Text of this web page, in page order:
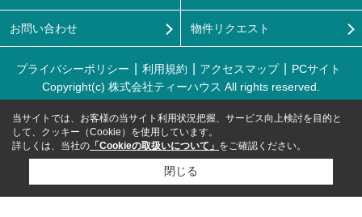
お問い合わせ 物件リクエスト
プライバシーポリシー 利用規約 アクセスマップ
PCサイト
Copyright(c) 株式会社ティーハウス All rights reserved.
当サイトでは、お客様の当サイト利用状況把握、サービス向上検討を目的と
して、クッキー（Cookie）を使用しています。
詳しくは、当社の 「Cookieの取扱いについて」 をご確認ください。
閉じる